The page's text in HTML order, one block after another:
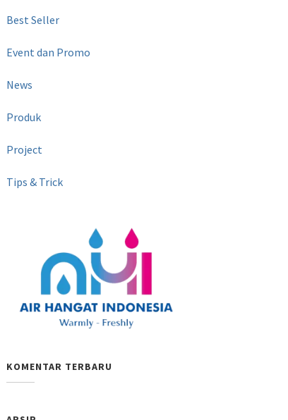
Best Seller
Event dan Promo
News
Produk
Project
Tips & Trick
KOMENTAR TERBARU